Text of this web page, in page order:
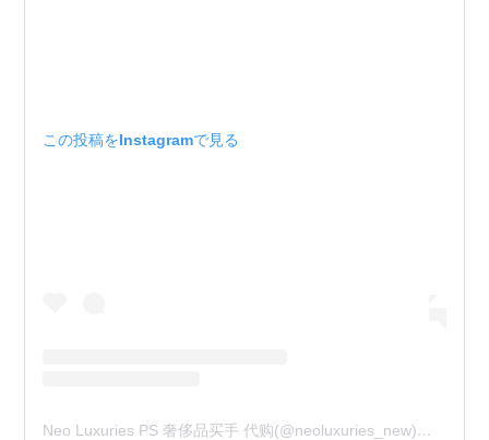
この投稿をInstagramで見る
Neo Luxuries PS 奢侈品买手 代购(@neoluxuries_new)がシェアした投稿